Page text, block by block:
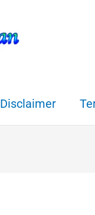
Disclaimer